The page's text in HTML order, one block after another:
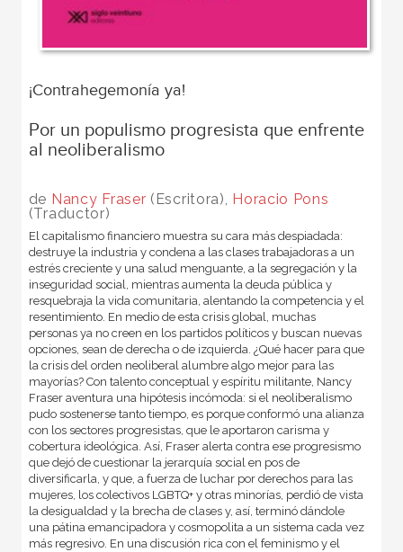
¡Contrahegemonía ya!
Por un populismo progresista que enfrente
al neoliberalismo
de Nancy Fraser (Escritora), Horacio Pons
(Traductor)
El capitalismo financiero muestra su cara más despiadada:
destruye la industria y condena a las clases trabajadoras a un
estrés creciente y una salud menguante, a la segregación y la
inseguridad social, mientras aumenta la deuda pública y
resquebraja la vida comunitaria, alentando la competencia y el
resentimiento. En medio de esta crisis global, muchas
personas ya no creen en los partidos políticos y buscan nuevas
opciones, sean de derecha o de izquierda. ¿Qué hacer para que
la crisis del orden neoliberal alumbre algo mejor para las
mayorías? Con talento conceptual y espíritu militante, Nancy
Fraser aventura una hipótesis incómoda: si el neoliberalismo
pudo sostenerse tanto tiempo, es porque conformó una alianza
con los sectores progresistas, que le aportaron carisma y
cobertura ideológica. Así, Fraser alerta contra ese progresismo
que dejó de cuestionar la jerarquía social en pos de
diversificarla, y que, a fuerza de luchar por derechos para las
mujeres, los colectivos LGBTQ+ y otras minorías, perdió de vista
la desigualdad y la brecha de clases y, así, terminó dándole
una pátina emancipadora y cosmopolita a un sistema cada vez
más regresivo. En una discusión rica con el feminismo y el